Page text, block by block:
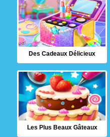
Des Cadeaux Délicieux
Les Plus Beaux Gâteaux